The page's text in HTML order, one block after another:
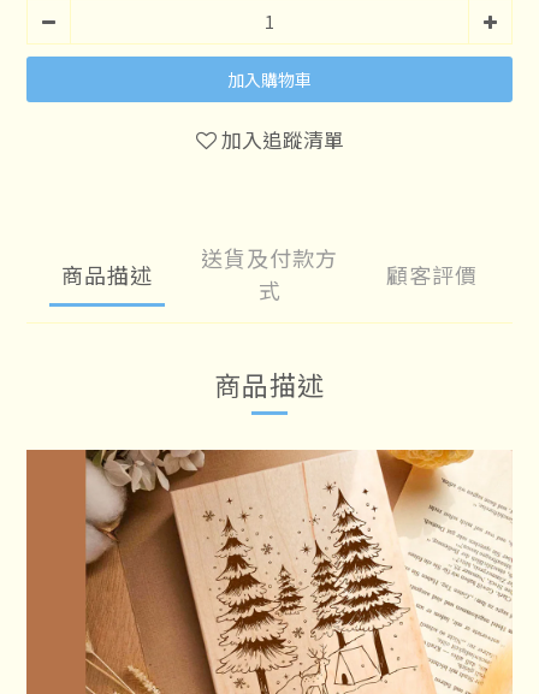
加入購物車
加入追蹤清單
商品描述
送貨及付款方
式
顧客評價
商品描述